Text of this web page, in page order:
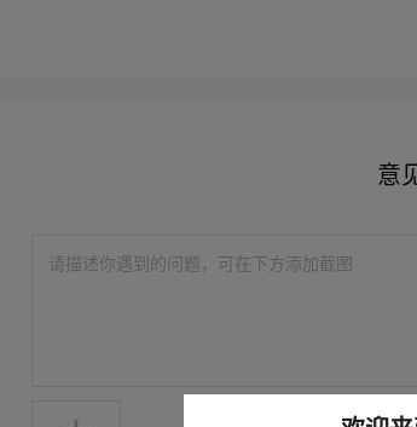
意
请描述你遇到的问题，可在下方添加截图